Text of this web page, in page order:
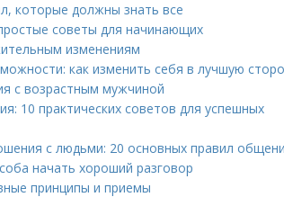
которые должны знать все
советы для начинающих
изменениям
как изменить себя в лучшую
с возрастным мужчиной
10 практических советов для успешных
с людьми: 20 основных правил
начать хороший разговор
принципы и приемы